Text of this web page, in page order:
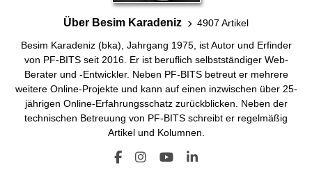
Über Besim Karadeniz 4907 Artikel
Besim Karadeniz (bka), Jahrgang 1975, ist Autor und Erfinder
von PF-BITS seit 2016. Er ist beruflich selbstständiger Web-
Berater und -Entwickler. Neben PF-BITS betreut er mehrere
weitere Online-Projekte und kann auf einen inzwischen über 25-
jährigen Online-Erfahrungsschatz zurückblicken. Neben der
technischen Betreuung von PF-BITS schreibt er regelmäßig
Artikel und Kolumnen.